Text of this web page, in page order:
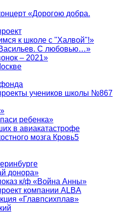
«Дорогою добра.
к школе с "Халвой"!»
С любовью…»
– 2021»
учеников школы №867
ребенка»
в авиакатастрофе
мозга Кровь5
донора»
к/ф «Война Анны»
компании ALBA
«Главпсихплав»